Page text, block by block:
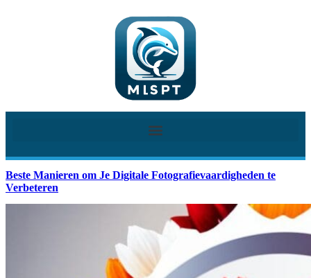
Beste Manieren om Je Digitale Fotografievaardigheden te
Verbeteren